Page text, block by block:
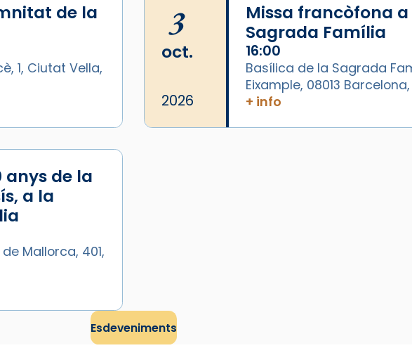
de la
1, Ciutat Vella,
3
oct.
2026
Missa francòfona
Sagrada Família
16:00
Basílica de la Sagrada
Eixample, 08013
+ info
anys de la
a la
Mallorca, 401,
Esdeveniments